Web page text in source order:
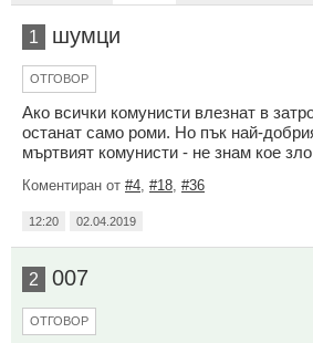
1 шумци
ОТГОВОР
Ако всички комунисти влезнат в
останат само роми. Но пък най-
мъртвият комунисти - не знам кое
Коментиран от #4 #18 #36
12:20 02.04.2019
2 007
ОТГОВОР